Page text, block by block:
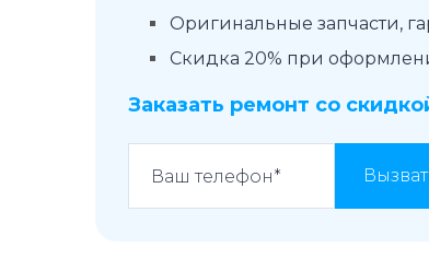
Оригинальные запчасти,
Скидка 20% при
Заказать ремонт со